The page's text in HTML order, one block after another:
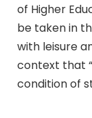
of Higher
be taken in
with leisure
context that
condition of